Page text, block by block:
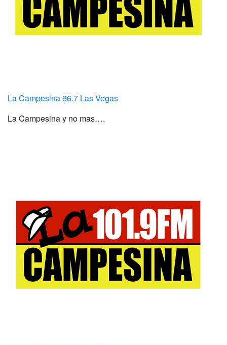
La Campesina 96.7 Las Vegas
La Campesina y no mas….